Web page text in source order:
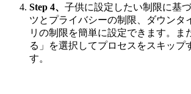
Step 4、 子供に設定したい制限に基
ツとプライバシーの制限、ダウンタ
リの制限を簡単に設定できます。ま
る」を選択してプロセスをスキップ
す。